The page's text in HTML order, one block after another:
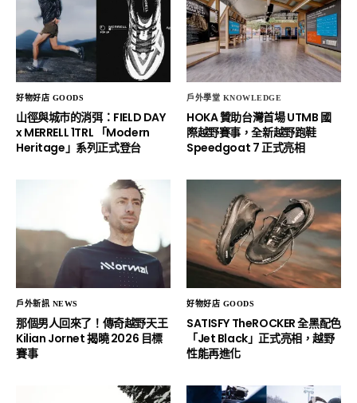
好物好店 GOODS
山徑與城市的消弭：FIELD DAY
x MERRELL 1TRL 「Modern
Heritage」系列正式登台
戶外學堂 KNOWLEDGE
HOKA 贊助台灣首場 UTMB 國
際越野賽事，全新越野跑鞋
Speedgoat 7 正式亮相
戶外新訊 NEWS
那個男人回來了！傳奇越野天王
Kilian Jornet 揭曉 2026 目標
賽事
好物好店 GOODS
SATISFY TheROCKER 全黑配色
「Jet Black」正式亮相，越野
性能再進化